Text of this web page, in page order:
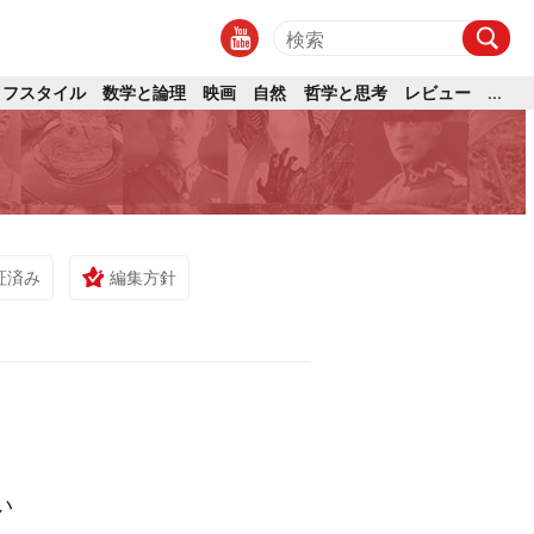
スタイル 数学と論理 映画 自然 哲学と思考 レビュー
...
済み 編集方針